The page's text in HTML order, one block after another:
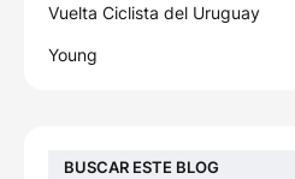
Vuelta Ciclista del Uruguay
Young
BUSCAR ESTE BLOG